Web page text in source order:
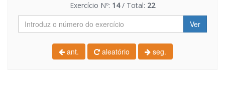
Exercício Nº: 14/ Total: 22
Ver
ant. aleatório seg.